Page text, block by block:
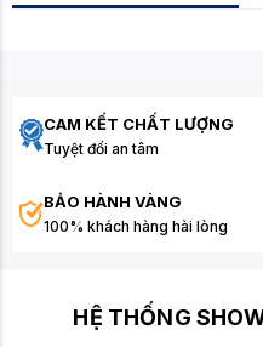
CAM KẾT CHẤT LƯỢNG
Tuyệt đối an tâm
BẢO HÀNH VÀNG
100% khách hàng hài lòng
HỆ THỐNG